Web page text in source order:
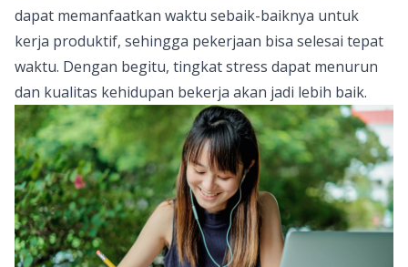
dapat memanfaatkan waktu sebaik-baiknya untuk
kerja produktif, sehingga pekerjaan bisa selesai tepat
waktu. Dengan begitu, tingkat stress dapat menurun
dan kualitas kehidupan bekerja akan jadi lebih baik.